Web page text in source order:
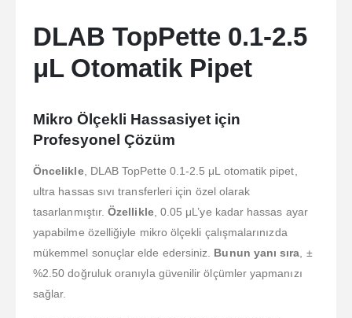
DLAB TopPette 0.1-2.5
μL Otomatik Pipet
Mikro Ölçekli Hassasiyet için
Profesyonel Çözüm
Öncelikle, DLAB TopPette 0.1-2.5 μL otomatik pipet,
ultra hassas sıvı transferleri için özel olarak
tasarlanmıştır.Özellikle, 0.05 μL’ye kadar hassas ayar
yapabilme özelliğiyle mikro ölçekli çalışmalarınızda
mükemmel sonuçlar elde edersiniz. Bunun yanı sıra , ±
%2.50 doğruluk oranıyla güvenilir ölçümler yapmanızı
sağlar.